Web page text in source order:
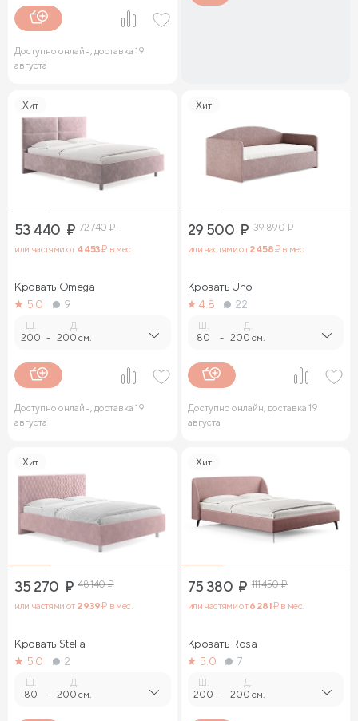
Доступно онлайн, доставка 19
августа
Хит
53 440 ₽ 72 740₽
или частями от 4 453₽ в мес.
Кровать Omega
5.0
9
200 -
Д.
200 см.
Доступно онлайн, доставка 19
августа
Хит
29 500 ₽ 39 890₽
или частями от2 458₽ в мес.
Кровать Uno
4.8
22
80 -
Д.
200 см.
Доступно онлайн, доставка 19
августа
Хит
35 270 ₽ 48 140₽
или частями от 2 939₽ в мес.
Кровать Stella
5.0
2
80 -
Д.
200 см.
Хит
75 380 ₽ 111 450₽
или частями от6 281₽ в мес.
Кровать Rosa
5.0
7
200 -
Д.
200 см.